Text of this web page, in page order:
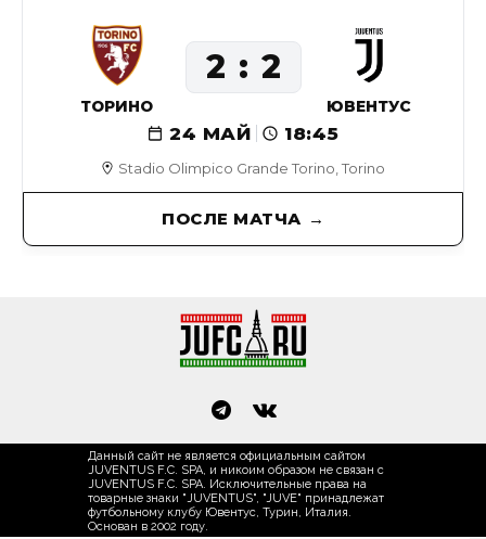
Stadio Olimpico Grande Torino, Torino
24 МАЙ 18:45
ТОРИНО
2 2
ЮВЕНТУС
ПОСЛЕ МАТЧА
Данный сайт не является официальным сайтом
JUVENTUS F.C. SPA, и никоим образом не связан с
JUVENTUS F.C. SPA. Исключительные права на
товарные знаки "JUVENTUS", "JUVE" принадлежат
футбольному клубу Ювентус, Турин, Италия.
Основан в 2002 году.